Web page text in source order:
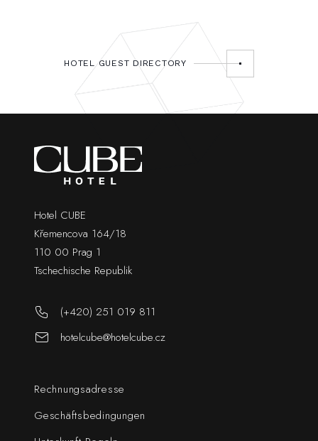
HOTEL GUEST DIRECTORY
Hotel CUBE
Křemencova 164/18
110 00 Prag 1
Tschechische Republik
(+420) 251 019 811
hotelcube@hotelcube.cz
Rechnungsadresse
Geschäftsbedingungen